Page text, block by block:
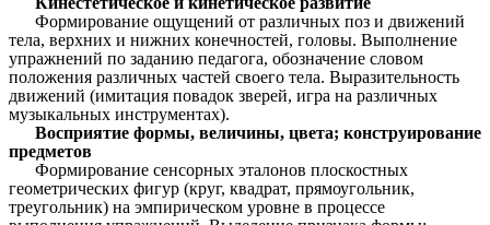
Формирование ощущений от различных поз и движений
тела, верхних и нижних конечностей, головы. Выполнение
упражнений по заданию педагога, обозначение словом
положения различных частей своего тела. Выразительность
движений (имитация повадок зверей, игра на различных
музыкальных инструментах).
Восприятие формы, величины, цвета; конструирование
предметов
Формирование сенсорных эталонов плоскостных
геометрических фигур (круг, квадрат, прямоугольник,
треугольник) на эмпирическом уровне в процессе